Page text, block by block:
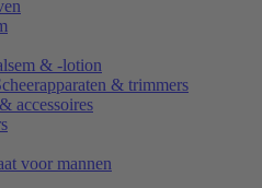
& -lotion
& trimmers
accessoires
voor mannen